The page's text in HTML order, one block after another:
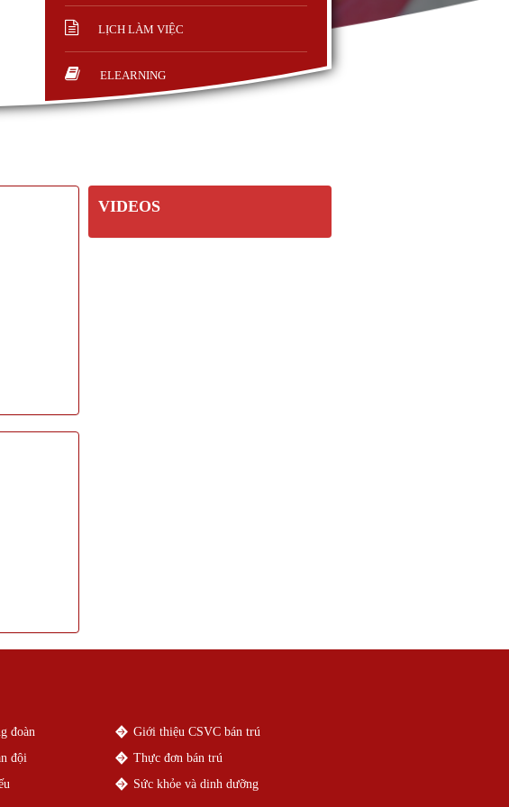
LỊCH LÀM VIỆC
ELEARNING
VIDEOS
đoàn
đội
Giới thiệu CSVC bán trú
Thực đơn bán trú
Sức khỏe và dinh dưỡng